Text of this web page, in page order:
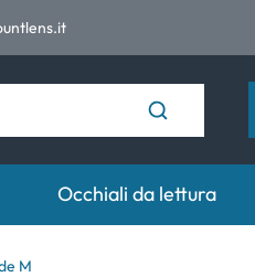
Occhiali da lettura
M